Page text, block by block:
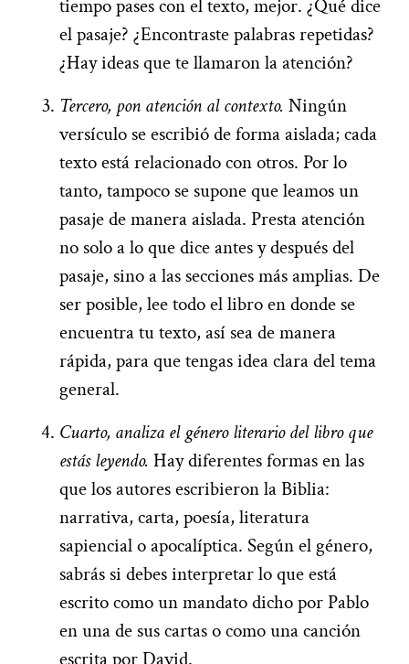
tiempo pases con el texto, mejor. ¿Qué dice
el pasaje? ¿Encontraste palabras repetidas?
¿Hay ideas que te llamaron la atención?
Tercero, pon atención al contexto. Ningún
versículo se escribió de forma aislada; cada
texto está relacionado con otros. Por lo
tanto, tampoco se supone que leamos un
pasaje de manera aislada. Presta atención
no solo a lo que dice antes y después del
pasaje, sino a las secciones más amplias. De
ser posible, lee todo el libro en donde se
encuentra tu texto, así sea de manera
rápida, para que tengas idea clara del tema
general.
Cuarto, analiza el género literario del libro que
estás leyendo. Hay diferentes formas en las
que los autores escribieron la Biblia:
narrativa, carta, poesía, literatura
sapiencial o apocalíptica. Según el género,
sabrás si debes interpretar lo que está
escrito como un mandato dicho por Pablo
en una de sus cartas o como una canción
escrita por David.